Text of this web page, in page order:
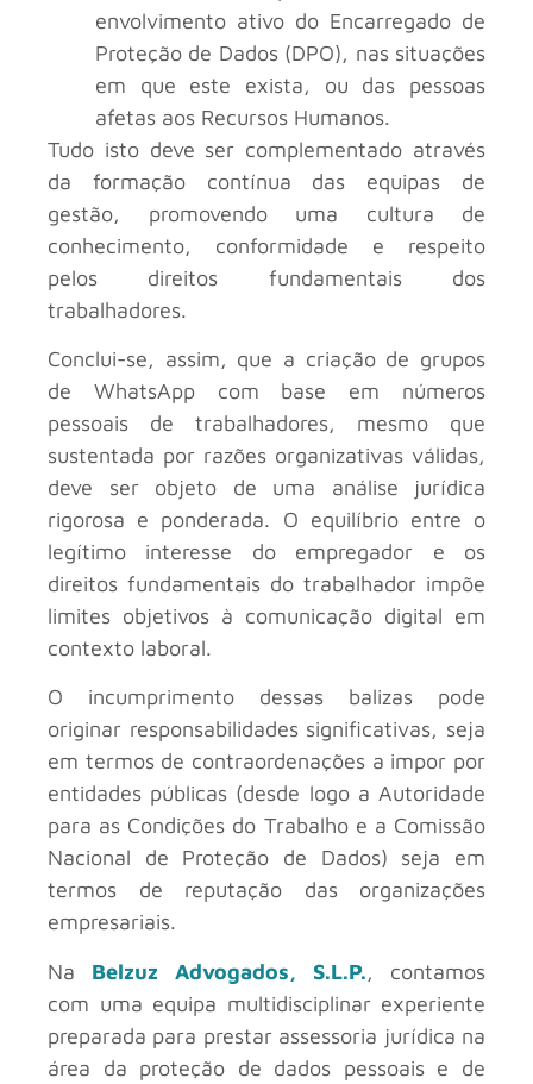
envolvimento ativo do Encarregado de
Proteção de Dados (DPO), nas situações
em que este exista, ou das pessoas
afetas aos Recursos Humanos.
Tudo isto deve ser complementado através
da formação contínua das equipas de
gestão, promovendo uma cultura de
conhecimento, conformidade e respeito
pelos direitos fundamentais dos
trabalhadores.
Conclui-se, assim, que a criação de grupos
de WhatsApp com base em números
pessoais de trabalhadores, mesmo que
sustentada por razões organizativas válidas,
deve ser objeto de uma análise jurídica
rigorosa e ponderada. O equilíbrio entre o
legítimo interesse do empregador e os
direitos fundamentais do trabalhador impõe
limites objetivos à comunicação digital em
contexto laboral.
O incumprimento dessas balizas pode
originar responsabilidades significativas, seja
em termos de contraordenações a impor por
entidades públicas (desde logo a Autoridade
para as Condições do Trabalho e a Comissão
Nacional de Proteção de Dados) seja em
termos de reputação das organizações
empresariais.
Na Belzuz Advogados, S.L.P., contamos
com uma equipa multidisciplinar experiente
preparada para prestar assessoria jurídica na
área da proteção de dados pessoais e de